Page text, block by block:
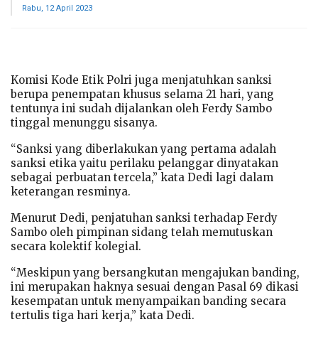
Rabu, 12 April 2023
Komisi Kode Etik Polri juga menjatuhkan sanksi
berupa penempatan khusus selama 21 hari, yang
tentunya ini sudah dijalankan oleh Ferdy Sambo
tinggal menunggu sisanya.
“Sanksi yang diberlakukan yang pertama adalah
sanksi etika yaitu perilaku pelanggar dinyatakan
sebagai perbuatan tercela,” kata Dedi lagi dalam
keterangan resminya.
Menurut Dedi, penjatuhan sanksi terhadap Ferdy
Sambo oleh pimpinan sidang telah memutuskan
secara kolektif kolegial.
“Meskipun yang bersangkutan mengajukan banding,
ini merupakan haknya sesuai dengan Pasal 69 dikasi
kesempatan untuk menyampaikan banding secara
tertulis tiga hari kerja,” kata Dedi.